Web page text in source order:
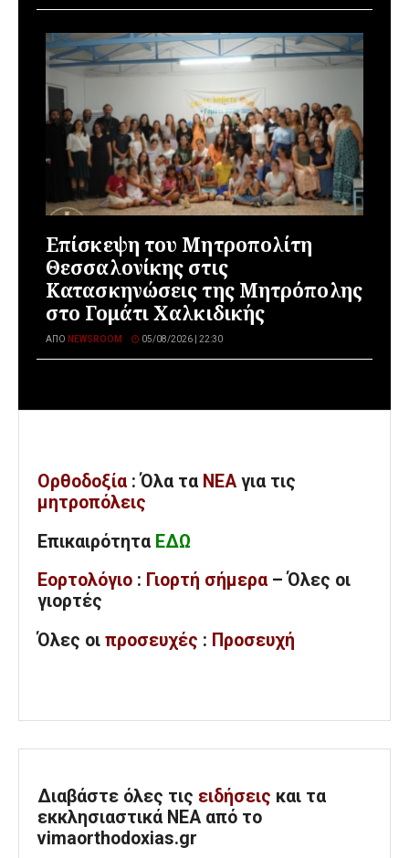
Επίσκεψη του Μητροπολίτη
Θεσσαλονίκης στις
Κατασκηνώσεις της Μητρόπολης
στο Γομάτι Χαλκιδικής
ΑΠΌ NEWSROOM 05/08/2026 | 22:30
Ορθοδοξία : Όλα τα ΝΕΑ για τις
μητροπόλεις
Επικαιρότητα ΕΔΩ
Εορτολόγιο : Γιορτή σήμερα – Όλες οι
γιορτές
Όλες οι προσευχές : Προσευχή
Διαβάστε όλες τις ειδήσεις και τα
εκκλησιαστικά ΝΕΑ από το
vimaorthodoxias.gr